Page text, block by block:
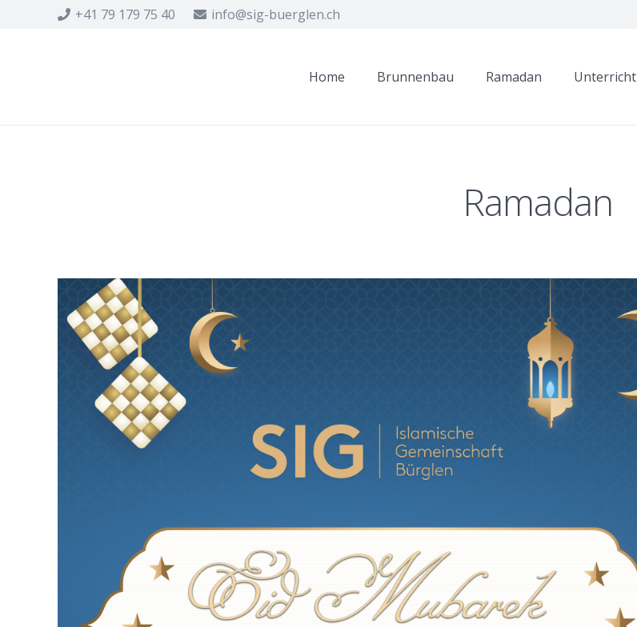
+41 79 179 75 40 info@sig-buerglen.ch
Home Brunnenbau Ramadan Unterricht
Ramadan